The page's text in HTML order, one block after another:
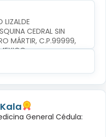
LIZALDE
CEDRAL SIN
MÁRTIR, C.P.99999,
General Cédula: